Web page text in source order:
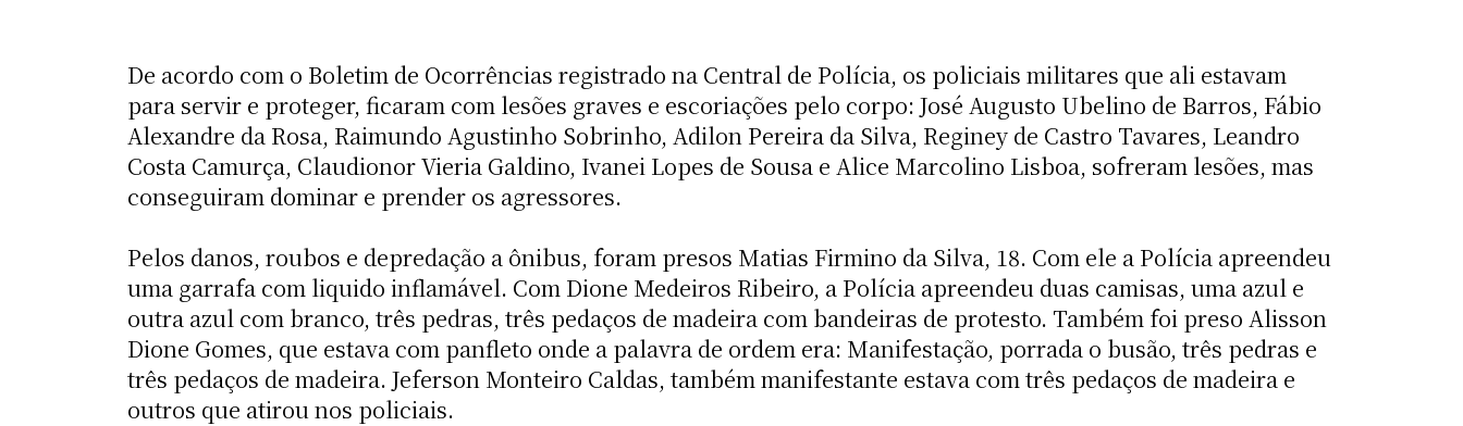
De acordo com o Boletim de Ocorrências registrado na Central de Polícia, os policiais militares que ali estavam
para servir e proteger, ficaram com lesões graves e escoriações pelo corpo: José Augusto Ubelino de Barros, Fábio
Alexandre da Rosa, Raimundo Agustinho Sobrinho, Adilon Pereira da Silva, Reginey de Castro Tavares, Leandro
Costa Camurça, Claudionor Vieria Galdino, Ivanei Lopes de Sousa e Alice Marcolino Lisboa, sofreram lesões, mas
conseguiram dominar e prender os agressores.
Pelos danos, roubos e depredação a ônibus, foram presos Matias Firmino da Silva, 18. Com ele a Polícia apreendeu
uma garrafa com liquido inflamável. Com Dione Medeiros Ribeiro, a Polícia apreendeu duas camisas, uma azul e
outra azul com branco, três pedras, três pedaços de madeira com bandeiras de protesto. Também foi preso Alisson
Dione Gomes, que estava com panfleto onde a palavra de ordem era: Manifestação, porrada o busão, três pedras e
três pedaços de madeira. Jeferson Monteiro Caldas, também manifestante estava com três pedaços de madeira e
outros que atirou nos policiais.